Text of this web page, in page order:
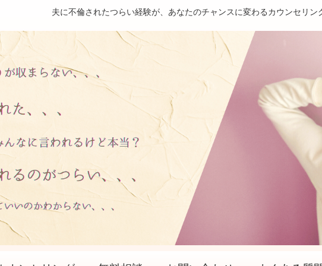
夫に不倫されたつらい経験が、あなたのチャンスに変わるカウンセリン